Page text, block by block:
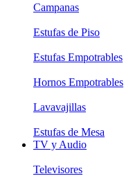
Campanas
Estufas de Piso
Estufas Empotrables
Hornos Empotrables
Lavavajillas
Estufas de Mesa
TV y Audio
Televisores